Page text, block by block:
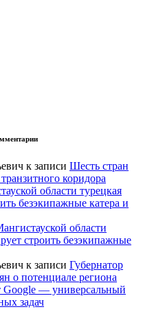
к записи Шесть стран
коридора
области турецкая
безэкипажные катера и
области
строить безэкипажные
к записи Губернатор
о потенциале региона
Google — универсальный
задач